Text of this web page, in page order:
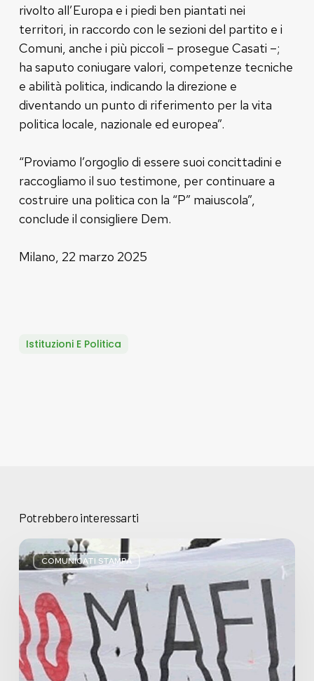
rivolto all’Europa e i piedi ben piantati nei
territori, in raccordo con le sezioni del partito e i
Comuni, anche i più piccoli – prosegue Casati –;
ha saputo coniugare valori, competenze tecniche
e abilità politica, indicando la direzione e
diventando un punto di riferimento per la vita
politica locale, nazionale ed europea”.
“Proviamo l’orgoglio di essere suoi concittadini e
raccogliamo il suo testimone, per continuare a
costruire una politica con la “P” maiuscola”,
conclude il consigliere Dem.
Milano, 22 marzo 2025
Istituzioni E Politica
Potrebbero interessarti
COMUNICATI STAMPA
Basta
bugie,
Regione
Lombardia
pratica
l’antimafia
solo
a
parole